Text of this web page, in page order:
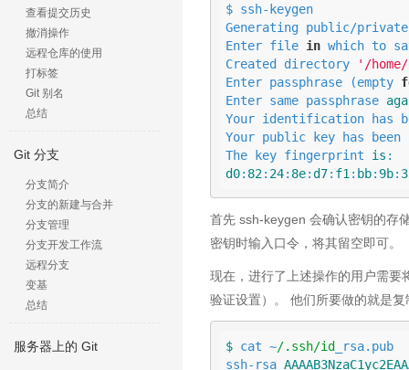
查看提交历史
撤消操作
远程仓库的使用
打标签
Git 别名
总结
Git 分支
分支简介
分支的新建与合并
分支管理
分支开发工作流
远程分支
变基
总结
服务器上的 Git
$ ssh-keygen
Generating public/
Enter file in which to
Created directory
'/
Enter passphrase (empty
Enter same passphrase
Your identification has
Your public key has been
The key fingerprint is
d0: 82: 24: 8e:d7: f1 : bb: 9b:
首先 ssh-keygen 会确认密钥的存
密钥时输入口令，将其留空即可。
现在，进行了上述操作的用户需要
验证设置）。 他们所要做的就是
$ cat ~/.ssh/id _rsa.pub
ssh-rsa